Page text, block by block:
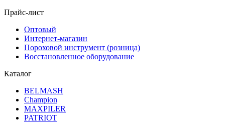
Прайс-лист
Оптовый
Интернет-магазин
Пороховой инструмент (розница)
Восстановленное оборудование
Каталог
BELMASH
Champion
MAXPILER
PATRIOT